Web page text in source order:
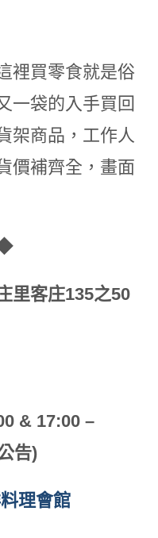
裡買零食就是俗
一袋的入手買回
架商品，工作人
價補齊全，畫面
里客庄135之50
& 17:00 –
告)
理會館